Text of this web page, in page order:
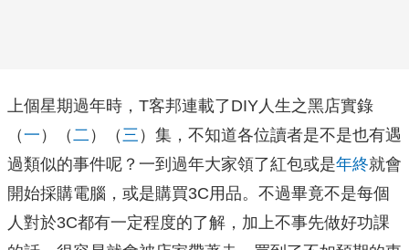
上個星期過年時，T客邦連載了DIY人生之黑店實錄
（一 ）（ 二 ）（ 三 ）集，不知道各位讀者是不是也有遇
過類似的事件呢？一到過年大家領了紅包或是年終就會
開始採購電腦，或是購買3C用品。不過畢竟不是每個
人對於3C都有一定程度的了解，加上不事先做好功課